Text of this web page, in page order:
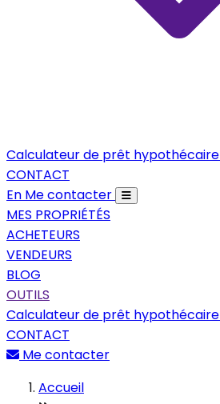
Calculateur de prêt hypothécaire
CONTACT
En Me contacter
MES PROPRIÉTÉS
ACHETEURS
VENDEURS
BLOG
OUTILS
Calculateur de prêt hypothécaire
CONTACT
Me contacter
Accueil